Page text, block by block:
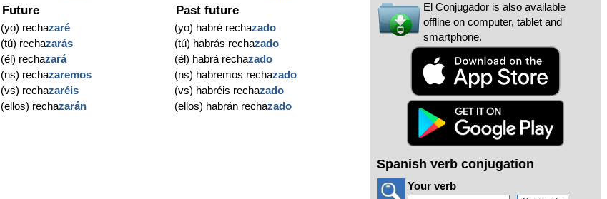
Future
(yo) rechazaré
(tú) rechazarás
(él) rechazará
(ns) rechazaremos
(vs) rechazaréis
(ellos) rechazarán
Past future
(yo) habré rechazado
(tú) habrás rechazado
(él) habrá rechazado
(ns) habremos rechazado
(vs) habréis rechazado
(ellos) habrán rechazado
El Conjugador is also available
offline on computer, tablet and
smartphone.
Spanish verb conjugation
Your verb